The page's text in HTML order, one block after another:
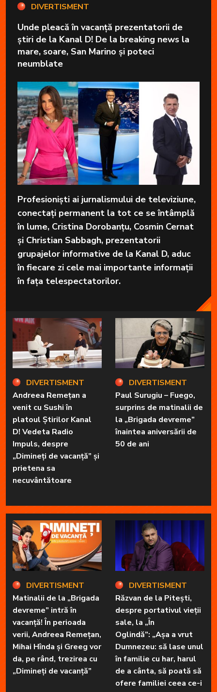
DIVERTISMENT
Unde pleacă în vacanță prezentatorii de
știri de la Kanal D! De la breaking news la
mare, soare, San Marino și poteci
neumblate
Profesioniști ai jurnalismului de televiziune,
conectați permanent la tot ce se întâmplă
în lume, Cristina Dorobanțu, Cosmin Cernat
și Christian Sabbagh, prezentatorii
grupajelor informative de la Kanal D, aduc
în fiecare zi cele mai importante informații
în fața telespectatorilor.
DIVERTISMENT
Andreea Remețan a
venit cu Sushi în
platoul Știrilor Kanal
D! Vedeta Radio
Impuls, despre
„Dimineți de vacanță” și
prietena sa
necuvântătoare
DIVERTISMENT
Matinalii de la „Brigada
devreme” intră în
vacanță! În perioada
verii, Andreea Remețan,
Mihai Hînda și Greeg vor
da, pe rând, trezirea cu
„Dimineți de vacanță”
DIVERTISMENT
Paul Surugiu – Fuego,
surprins de matinalii de
la „Brigada devreme”
înaintea aniversării de
50 de ani
DIVERTISMENT
Răzvan de la Pitești,
despre portativul vieții
sale, la „În
Oglindă”: „Așa a vrut
Dumnezeu: să lase unul
în familie cu har, harul
de a cânta, să poată să
ofere familiei ceea ce-i